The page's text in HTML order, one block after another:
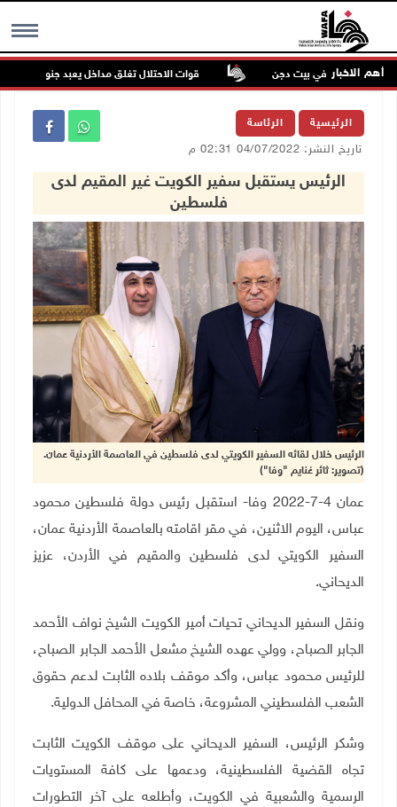
MENU أهم الاخبار
للمستعمرين في بيت دجن قوات الاحتلال تغلق مداخل يعبد جنوب غرب جنين
الرئيسية الرئاسة
تاريخ النشر: 04/07/2022 02:31 م
الرئيس يستقبل سفير الكويت غير المقيم لدى
فلسطين
الرئيس خلال لقائه السفير الكويتي لدى فلسطين في العاصمة الأردنية عمان.
(تصوير: ثائر غنايم "وفا")
عمان 4-7-2022 وفا- استقبل رئيس دولة فلسطين محمود
عباس، اليوم الاثنين، في مقر اقامته بالعاصمة الأردنية عمان،
السفير الكويتي لدى فلسطين والمقيم في الأردن، عزيز
الديحاني.
ونقل السفير الديحاني تحيات أمير الكويت الشيخ نواف الأحمد
الجابر الصباح، وولي عهده الشيخ مشعل الأحمد الجابر الصباح،
للرئيس محمود عباس، وأكد موقف بلاده الثابت لدعم حقوق
الشعب الفلسطيني المشروعة، خاصة في المحافل الدولية.
وشكر الرئيس، السفير الديحاني على موقف الكويت الثابت
تجاه القضية الفلسطينية، ودعمها على كافة المستويات
الرسمية والشعبية في الكويت، وأطلعه على آخر التطورات